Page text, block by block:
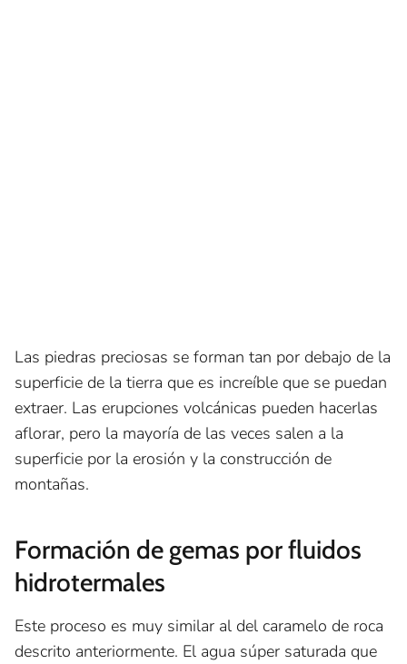
Las piedras preciosas se forman tan por debajo de la
superficie de la tierra que es increíble que se puedan
extraer. Las erupciones volcánicas pueden hacerlas
aflorar, pero la mayoría de las veces salen a la
superficie por la erosión y la construcción de
montañas.
Formación de gemas por fluidos
hidrotermales
Este proceso es muy similar al del caramelo de roca
descrito anteriormente. El agua súper saturada que